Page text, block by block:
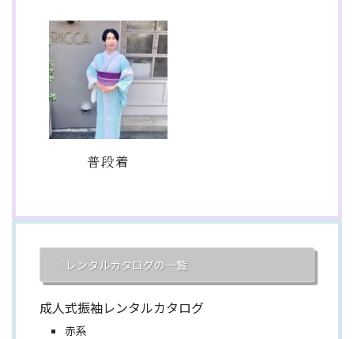
普段着
レンタルカタログの一覧
成人式振袖レンタルカタログ
赤系